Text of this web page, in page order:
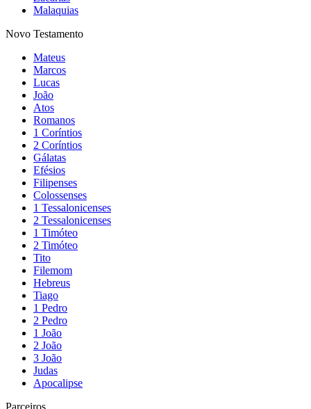
Malaquias
Novo Testamento
Mateus
Marcos
Lucas
João
Atos
Romanos
1 Coríntios
2 Coríntios
Gálatas
Efésios
Filipenses
Colossenses
1 Tessalonicenses
2 Tessalonicenses
1 Timóteo
2 Timóteo
Tito
Filemom
Hebreus
Tiago
1 Pedro
2 Pedro
1 João
2 João
3 João
Judas
Apocalipse
Parceiros